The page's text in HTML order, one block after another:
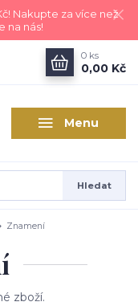
Nakupte za více než
na nás!
Menu
Hledat
0 ks
0,00 Kč
Znamení
zboží.